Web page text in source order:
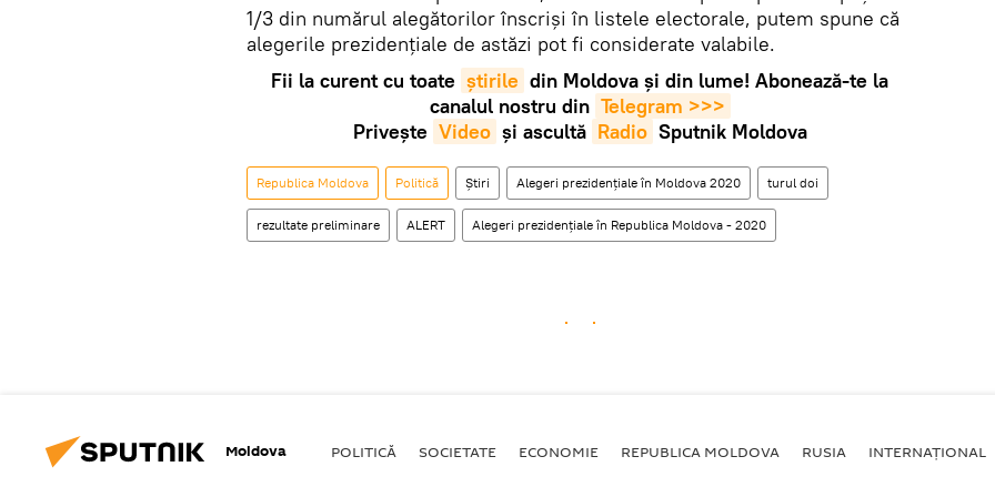
1/3 din numărul alegătorilor înscriși în listele electorale, putem spune că
alegerile prezidențiale de astăzi pot fi considerate valabile.
Fii la curent cu toate știrile din Moldova și din lume! Abonează-te la
canalul nostru din Telegram >>>
Privește Video și ascultă Radio Sputnik Moldova
Republica Moldova Politică Știri Alegeri prezidențiale în Moldova 2020 turul doi
rezultate preliminare ALERT Alegeri prezidenţiale în Republica Moldova - 2020
Moldova POLITICĂ SOCIETATE ECONOMIE REPUBLICA MOLDOVA RUSIA INTERNAȚIONAL